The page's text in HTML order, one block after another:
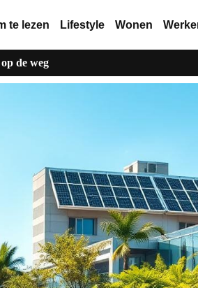
te lezen Lifestyle Wonen
de weg